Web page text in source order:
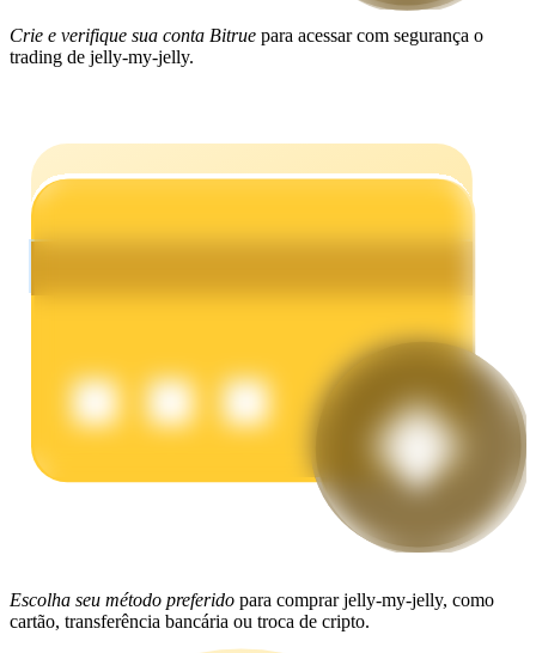
Crie e verifique sua conta Bitrue para acessar com segurança o
trading de jelly-my-jelly.
Escolha seu método preferido para comprar jelly-my-jelly, como
cartão, transferência bancária ou troca de cripto.